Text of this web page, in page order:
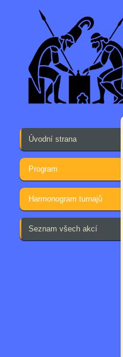
Úvodní strana
Program
Harmonogram turnajů
Seznam všech akcí